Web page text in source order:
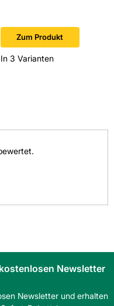
Zum Produkt
In 3 Varianten
Newsletter
Newsletter und erhalten